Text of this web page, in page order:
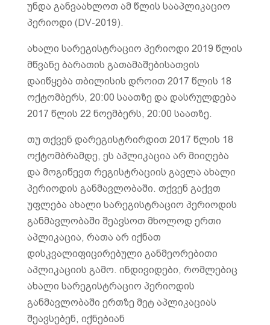
უნდა განვაახლოთ ამ წლის სააპლიკაციო
პერიოდი (DV-2019).
ახალი სარეგისტრაციო პერიოდი 2019 წლის
მწვანე ბარათის გათამაშებისათვის
დაიწყება თბილისის დროით 2017 წლის 18
ოქტომბერს, 20:00 საათზე და დასრულდება
2017 წლის 22 ნოემბერს, 20:00 საათზე.
თუ თქვენ დარეგისტრირდით 2017 წლის 18
ოქტომბრამდე, ეს აპლიკაცია არ მიიღება
და მოგიწევთ რეგისტრაციის გავლა ახალი
პერიოდის განმავლობაში. თქვენ გაქვთ
უფლება ახალი სარეგისტრაციო პერიოდის
განმავლობაში შეავსოთ მხოლოდ ერთი
აპლიკაცია, რათა არ იქნათ
დისკვალიფიცირებული განმეორებითი
აპლიკაციის გამო. ინდივიდები, რომლებიც
ახალი სარეგისტრაციო პერიოდის
განმავლობაში ერთზე მეტ აპლიკაციას
შეავსებენ, იქნებიან